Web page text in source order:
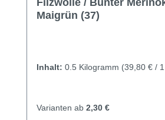
Filzwolle / Bunter
Maigrün (37)
Inhalt: 0.5 Kilogramm (39,80 € /
Varianten ab 2,30 €